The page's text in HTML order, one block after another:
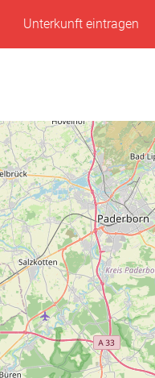
Unterkunft eintragen